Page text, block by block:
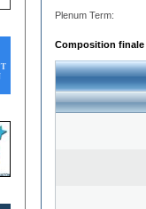
Plenum Term:
Composition finale